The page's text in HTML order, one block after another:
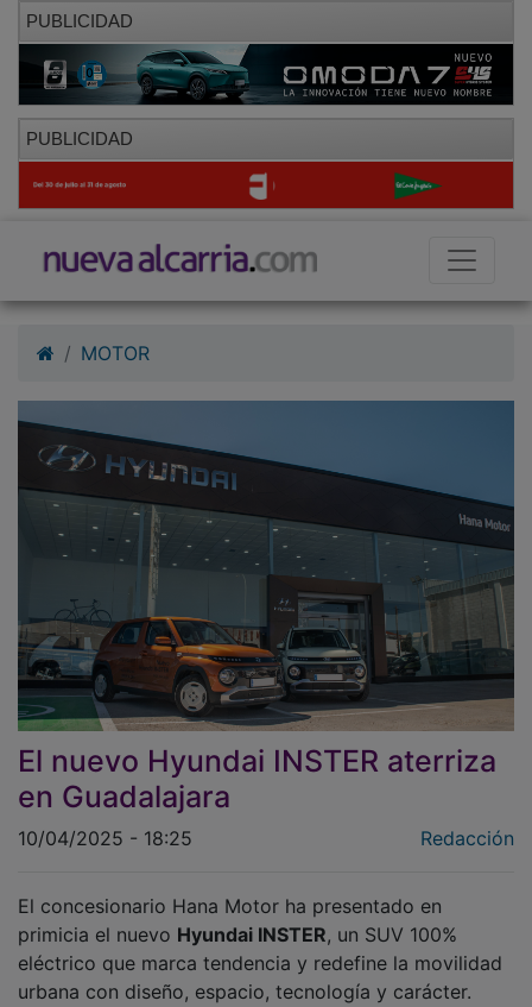
PUBLICIDAD
PUBLICIDAD
MOTOR
El nuevo Hyundai INSTER aterriza
en Guadalajara
10/04/2025 - 18:25 Redacción
El concesionario Hana Motor ha presentado en
primicia el nuevo Hyundai INSTER, un SUV 100%
eléctrico que marca tendencia y redefine la movilidad
urbana con diseño, espacio, tecnología y carácter.